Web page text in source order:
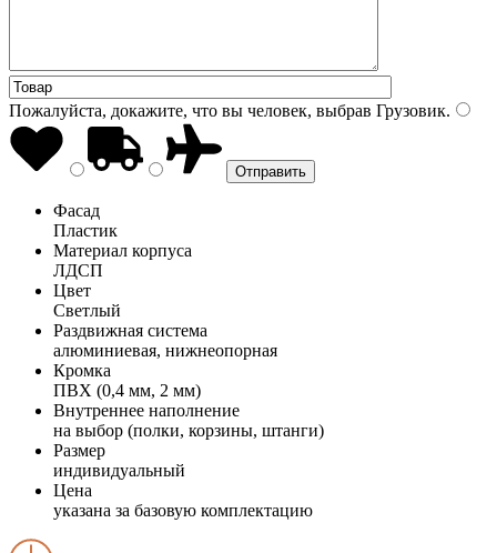
Пожалуйста, докажите, что вы человек, выбрав Грузовик.
Фасад
Пластик
Материал корпуса
ЛДСП
Цвет
Светлый
Раздвижная система
алюминиевая, нижнеопорная
Кромка
ПВХ (0,4 мм, 2 мм)
Внутреннее наполнение
на выбор (полки, корзины, штанги)
Размер
индивидуальный
Цена
указана за базовую комплектацию